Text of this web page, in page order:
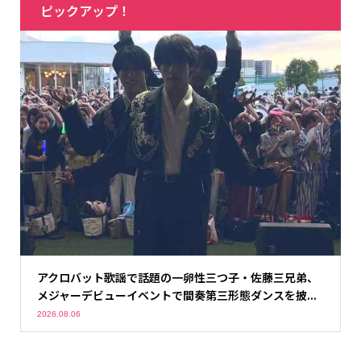
ピックアップ！
アクロバット歌謡で話題の一卵性三つ子・佐藤三兄弟、
メジャーデビューイベントで間奏第三形態ダンスを披...
2026.08.06